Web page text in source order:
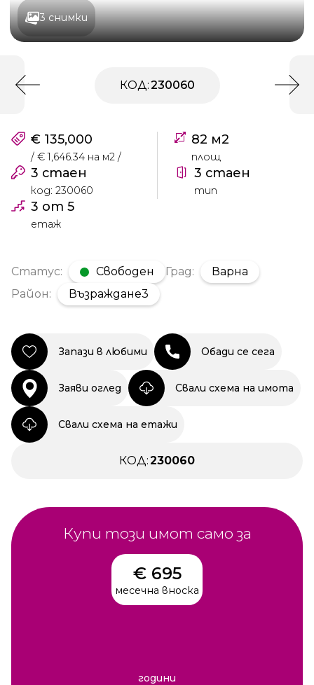
3 снимки
КОД:230060
€ 135,000
/ € 1,646.34 на м2 /
82 м2
площ
3 стаен
код: 230060
3 стаен
тип
3 от 5
етаж
Статус: Свободен Град:
Варна
Район:
Възраждане3
Запази в любими Обади се сега
Заяви оглед Свали схема на имота
Свали схема на етажи
КОД:230060
Купи този имот само за
€ 695
месечна вноска
години